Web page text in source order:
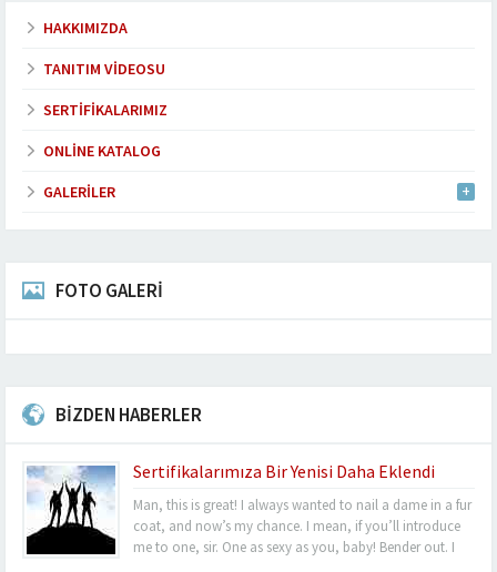
HAKKIMIZDA
TANITIM VIDEOSU
SERTIFIKALARIMIZ
ONLINE KATALOG
GALERILER
FOTO GALERİ
BİZDEN HABERLER
Sertifikalarımıza Bir Yenisi Daha Eklendi
Man, this is great! I always wanted to nail a dame in a fur
coat, and now’s my chance. I mean, if you’ll introduce
me to one, sir. One as sexy as you, baby! Bender out. I